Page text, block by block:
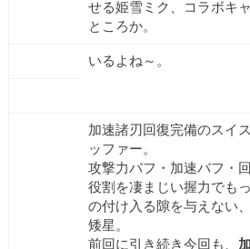
せる姫雪ミク、コラボキ
ところか。
いるよね～。
加速諸刃回復完備のスイ
ッファー。
攻撃力バフ・加速バフ・
役割を凄まじい握力でも
の付け入る隙を与えない
矮星。
前回に引き続き今回も、